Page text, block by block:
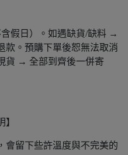
假日）。如遇缺貨/缺料 →
款。預購下單後恕無法取消
貨 → 全部到齊後一併寄
會留下些許溫度與不完美的